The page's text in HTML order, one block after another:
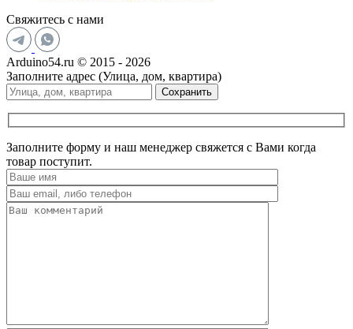
Свяжитесь с нами
Arduino54.ru © 2015 - 2026
Заполните адрес (Улица, дом, квартира)
Сохранить
Заполните форму и наш менеджер свяжется с Вами когда
товар поступит.